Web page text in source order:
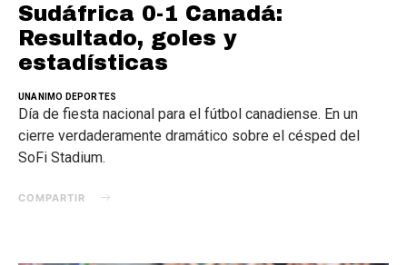
Sudáfrica 0-1 Canadá:
Resultado, goles y
estadísticas
UNANIMO DEPORTES
Día de fiesta nacional para el fútbol canadiense. En un
cierre verdaderamente dramático sobre el césped del
SoFi Stadium.
COMPARTIR